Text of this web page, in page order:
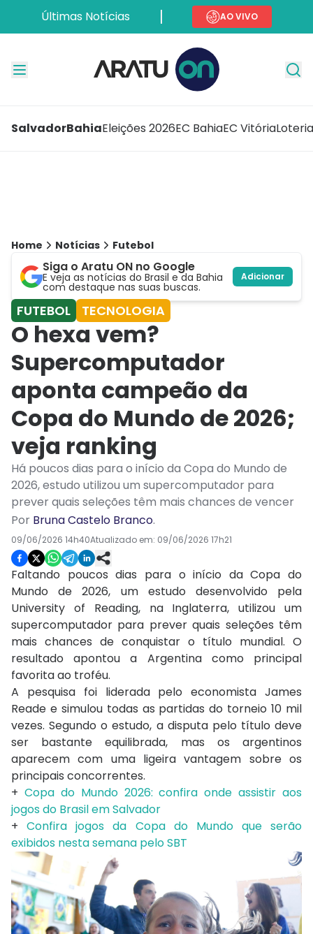
Últimas Notícias AO VIVO
SalvadorBahiaEleições 2026EC BahiaEC Vitória
Home Notícias Futebol
Siga o Aratu ON no Google
E veja as notícias do Brasil e da Bahia
com destaque nas suas buscas.
Adicionar
FUTEBOL TECNOLOGIA
O hexa vem?
Supercomputador
aponta campeão da
Copa do Mundo de 2026;
veja ranking
Há poucos dias para o início da Copa do Mundo de
2026, estudo utilizou um supercomputador para
prever quais seleções têm mais chances de vencer
Por Bruna Castelo Branco.
09/06/2026 14h40Atualizado em: 09/06/2026 17h21
Faltando poucos dias para o início da Copa do
Mundo de 2026, um estudo desenvolvido pela
University of Reading, na Inglaterra, utilizou um
supercomputador para prever quais seleções têm
mais chances de conquistar o título mundial. O
resultado apontou a Argentinacomo principal
favorita ao troféu.
A pesquisa foi liderada pelo economista James
Reade e simulou todas as partidas do torneio 10 mil
vezes. Segundo o estudo, a disputa pelo título deve
ser bastante equilibrada, mas os argentinos
aparecem com uma ligeira vantagem sobre os
principais concorrentes.
+ Copa do Mundo 2026: confira onde assistir aos
jogos do Brasil em Salvador
+Confira jogos da Copa do Mundo que serão
exibidos nesta semana pelo SBT